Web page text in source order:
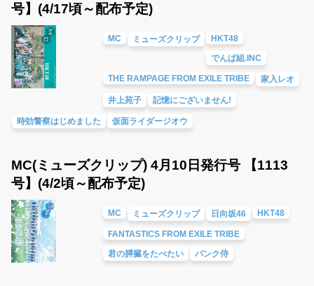
号】(4/17頃～配布予定)
MC ミューズクリップ
HKT48
でんぱ組.INC
THE RAMPAGE FROM EXILE TRIBE 家入レオ
井上苑子 記憶にございません!
時効警察はじめました 仮面ライダージオウ
MC(ミューズクリップ) 4月10日発行号 【1113
号】(4/2頃～配布予定)
MC ミューズクリップ 日向坂46 HKT48
FANTASTICS FROM EXILE TRIBE
君の膵臓をたべたい
パンク侍